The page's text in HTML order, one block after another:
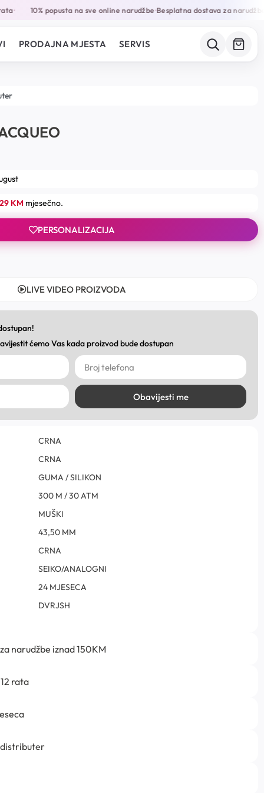
• 10% popusta na sve online narudžbe•Besplatna dostava za narudžbe
PRODAJNA MJESTA SERVIS
KM mjesečno.
PERSONALIZACIJA
LIVE VIDEO PROIZVODA
ćemo Vas kada proizvod bude dostupan
Obavijesti me
CRNA
CRNA
GUMA / SILIKON
300 M / 30 ATM
MUŠKI
43,50 MM
CRNA
SEIKO/ANALOGNI
24 MJESECA
DVRJSH
narudžbe iznad 150KM
rata